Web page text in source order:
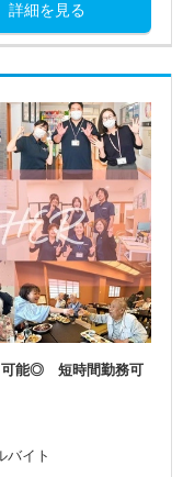
詳細を見る
可能◎ 短時間勤務可
バイト